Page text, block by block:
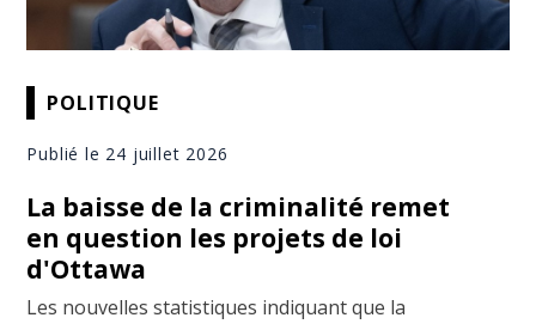
POLITIQUE
Publié le 24 juillet 2026
La baisse de la criminalité remet
en question les projets de loi
d'Ottawa
Les nouvelles statistiques indiquant que la